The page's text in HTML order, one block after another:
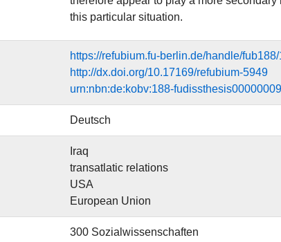
this particular situation.
https://refubium.fu-berlin.de/handle/
http://dx.doi.org/10.17169/refubium-5949
urn:nbn:de:kobv:188-
Deutsch
Iraq
transatlatic relations
USA
European Union
300 Sozialwissenschaften